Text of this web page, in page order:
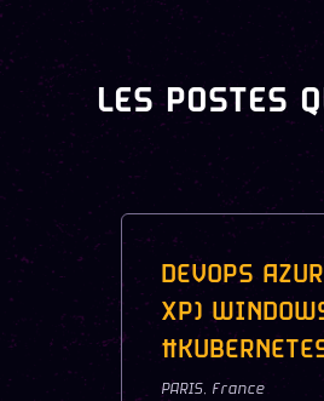
LES POSTES
DEVOPS
XP)
PARIS, France